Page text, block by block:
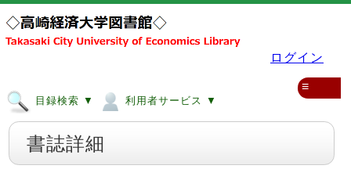
ログイン
目録検索 ▼ 利用者サービス ▼
≡
書誌詳細